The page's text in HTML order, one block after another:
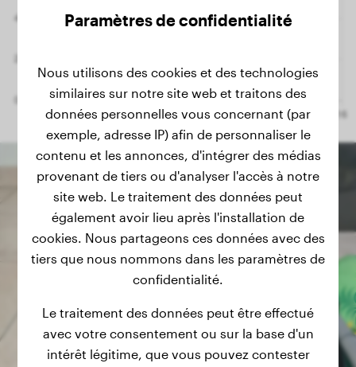
Paramètres de confidentialité
Nous utilisons des cookies et des technologies
similaires sur notre site web et traitons des
données personnelles vous concernant (par
exemple, adresse IP) afin de personnaliser le
contenu et les annonces, d'intégrer des médias
provenant de tiers ou d'analyser l'accès à notre
site web. Le traitement des données peut
également avoir lieu après l'installation de
cookies. Nous partageons ces données avec des
tiers que nous nommons dans les paramètres de
confidentialité.
Le traitement des données peut être effectué
avec votre consentement ou sur la base d'un
intérêt légitime, que vous pouvez contester